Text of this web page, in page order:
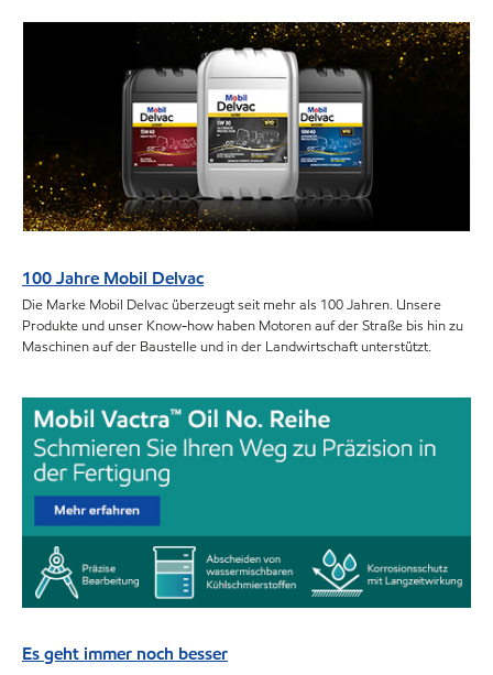
100 Jahre Mobil Delvac
Die Marke Mobil Delvac überzeugt seit mehr als 100 Jahren. Unsere
Produkte und unser Know-how haben Motoren auf der Straße bis hin zu
Maschinen auf der Baustelle und in der Landwirtschaft unterstützt.
Es geht immer noch besser